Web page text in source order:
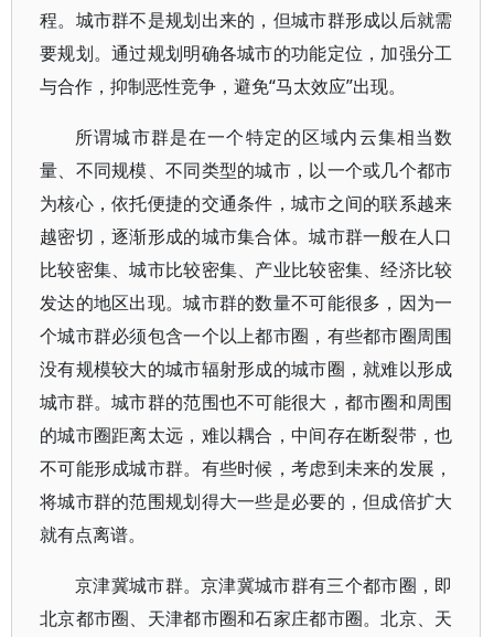
程。城市群不是规划出来的，但城市群形成以后就需
要规划。通过规划明确各城市的功能定位，加强分工
与合作，抑制恶性竞争，避免“马太效应”出现。
所谓城市群是在一个特定的区域内云集相当数
量、不同规模、不同类型的城市，以一个或几个都市
为核心，依托便捷的交通条件，城市之间的联系越来
越密切，逐渐形成的城市集合体。城市群一般在人口
比较密集、城市比较密集、产业比较密集、经济比较
发达的地区出现。城市群的数量不可能很多，因为一
个城市群必须包含一个以上都市圈，有些都市圈周围
没有规模较大的城市辐射形成的城市圈，就难以形成
城市群。城市群的范围也不可能很大，都市圈和周围
的城市圈距离太远，难以耦合，中间存在断裂带，也
不可能形成城市群。有些时候，考虑到未来的发展，
将城市群的范围规划得大一些是必要的，但成倍扩大
就有点离谱。
京津冀城市群。京津冀城市群有三个都市圈，即
北京都市圈、天津都市圈和石家庄都市圈。北京、天